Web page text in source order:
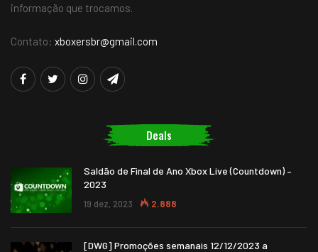
informação que trocamos.
Contato: xboxersbr@gmail.com
Deals
Saldão de Final de Ano Xbox Live (Countdown) –
2023
19 dez, 2023 2.888
[DWG] Promoções semanais 12/12/2023 a